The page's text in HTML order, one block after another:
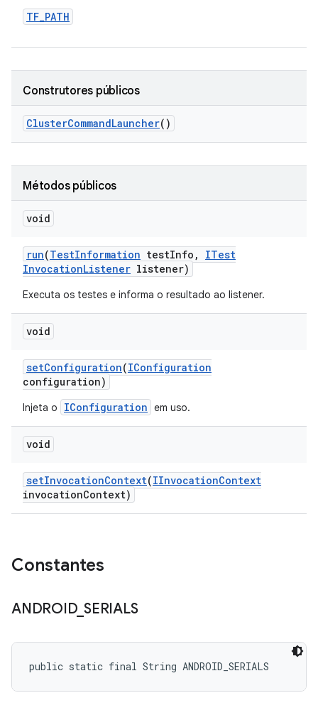
TF_PATH
Construtores públicos
ClusterCommandLauncher()
Métodos públicos
void
run(TestInformation testInfo ,
ITest
InvocationListener listener)
Executa os testes e informa o resultado ao listener.
void
setConfiguration(IConfiguration
configuration)
Injeta o IConfiguration em uso.
void
setInvocationContext(IInvocationContext
invocationContext)
Constantes
ANDROID_ SERIALS
public static final String ANDROID_SERIALS